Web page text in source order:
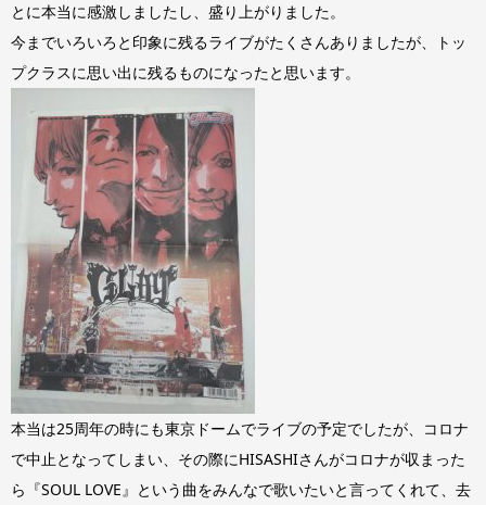
とに本当に感激しましたし、盛り上がりました。
今までいろいろと印象に残るライブがたくさんありましたが、トッ
プクラスに思い出に残るものになったと思います。
本当は25周年の時にも東京ドームでライブの予定でしたが、コロナ
で中止となってしまい、その際にHISASHIさんがコロナが収まった
ら『SOUL LOVE』という曲をみんなで歌いたいと言ってくれて、去